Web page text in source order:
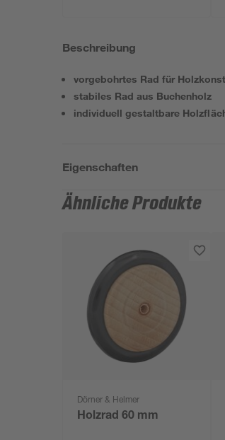
Beschreibung
vorgebohrtes Rad für
stabiles Rad aus Buchenholz
individuell gestaltbare
Eigenschaften
Ähnliche Produkte
Dörner & Helmer
Holzrad 60 mm